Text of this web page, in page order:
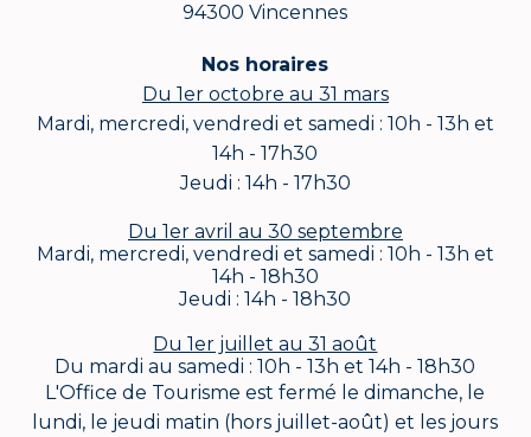
94300 Vincennes
Nos horaires
Du 1er octobre au 31 mars
Mardi, mercredi, vendredi et samedi : 10h - 13h et
14h - 17h30
Jeudi : 14h - 17h30
Du 1er avril au 30 septembre
Mardi, mercredi, vendredi et samedi : 10h - 13h et
14h - 18h30
Jeudi : 14h - 18h30
Du 1er juillet au 31 août
Du mardi au samedi : 10h - 13h et 14h - 18h30
L'Office de Tourisme est fermé le dimanche, le
lundi, le jeudi matin (hors juillet-août) et les jours